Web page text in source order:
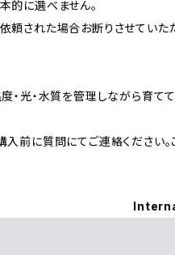
的に選べません。
頼された場合お断りさせていた
・光・水質を管理しながら育て
前に質問にてご連絡ください